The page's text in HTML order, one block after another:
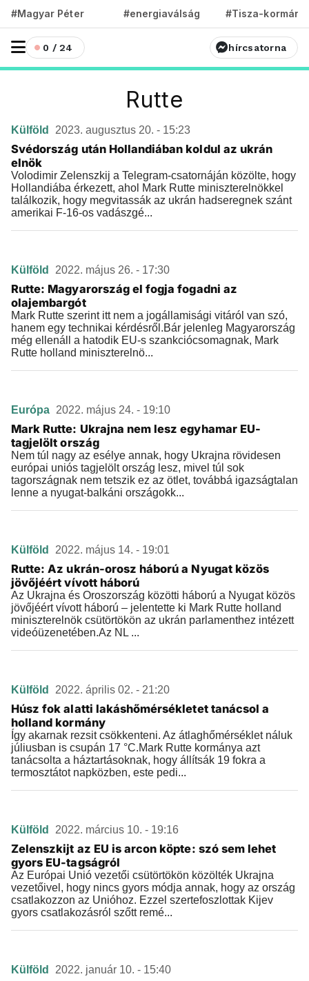
#Magyar Péter #energiaválság #Tisza-kormány
0 / 24 hírcsatorna
Rutte
Külföld 2023. augusztus 20. - 15:23
Svédország után Hollandiában koldul az ukrán
elnök
Volodimir Zelenszkij a Telegram-csatornáján közölte, hogy
Hollandiába érkezett, ahol Mark Rutte miniszterelnökkel
találkozik, hogy megvitassák az ukrán hadseregnek szánt
amerikai F-16-os vadászgé...
Külföld 2022. május 26. - 17:30
Rutte: Magyarország el fogja fogadni az
olajembargót
Mark Rutte szerint itt nem a jogállamisági vitáról van szó,
hanem egy technikai kérdésről.Bár jelenleg Magyarország
még ellenáll a hatodik EU-s szankciócsomagnak, Mark
Rutte holland miniszterelnö...
Európa 2022. május 24. - 19:10
Mark Rutte: Ukrajna nem lesz egyhamar EU-
tagjelölt ország
Nem túl nagy az esélye annak, hogy Ukrajna rövidesen
európai uniós tagjelölt ország lesz, mivel túl sok
tagországnak nem tetszik ez az ötlet, továbbá igazságtalan
lenne a nyugat-balkáni országokk...
Külföld 2022. május 14. - 19:01
Rutte: Az ukrán-orosz háború a Nyugat közös
jövőjéért vívott háború
Az Ukrajna és Oroszország közötti háború a Nyugat közös
jövőjéért vívott háború – jelentette ki Mark Rutte holland
miniszterelnök csütörtökön az ukrán parlamenthez intézett
videóüzenetében.Az NL ...
Külföld 2022. április 02. - 21:20
Húsz fok alatti lakáshőmérsékletet tanácsol a
holland kormány
Így akarnak rezsit csökkenteni. Az átlaghőmérséklet náluk
júliusban is csupán 17 °C.Mark Rutte kormánya azt
tanácsolta a háztartásoknak, hogy állítsák 19 fokra a
termosztátot napközben, este pedi...
Külföld 2022. március 10. - 19:16
Zelenszkijt az EU is arcon köpte: szó sem lehet
gyors EU-tagságról
Az Európai Unió vezetői csütörtökön közölték Ukrajna
vezetőivel, hogy nincs gyors módja annak, hogy az ország
csatlakozzon az Unióhoz. Ezzel szertefoszlottak Kijev
gyors csatlakozásról szőtt remé...
Külföld 2022. január 10. - 15:40